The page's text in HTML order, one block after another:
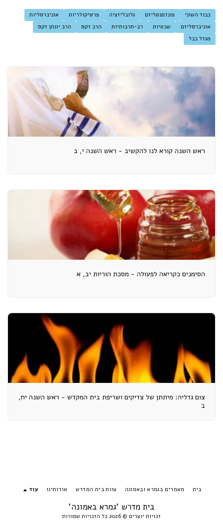
כבוד השוני פונדמנטליזם גלובליזציה פרטיקולריות
אוניברסליות
אוניברסליזם
שבטיות רב-תרבותיות הרב זקס
הרב יונתן זקס
מגדל בבל
ראש השנה קורא לנו להקשיב - ראש השנה י, ב
הסימנים כקריאה לפעולה - מסכת הוריות יב, א
צום גדליה: מיתתן של צדיקים ושריפת בית המקדש - ראש השנה יח,
ב
בית מדרש 'גמרא באמונה'
זכויות יוצרים © 2026 כל הזכויות שמורות
בית מאמרים בגמרא ובאמונה צוות בית המדרש אודותינו עוד